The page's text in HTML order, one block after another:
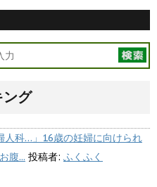
グ
人科…」16歳の妊婦に向けられ
腹... 投稿者: ふくふく